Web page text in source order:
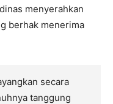
menyerahkan
berhak menerima
secara
tanggung